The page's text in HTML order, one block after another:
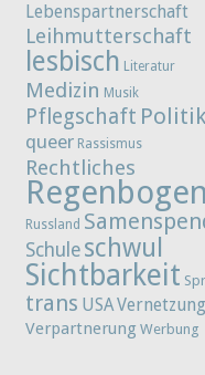
Lebenspartnerschaft
Leihmutterschaft
lesbisch Literatur
Medizin Musik
Pflegschaft Politik
queer Rassismus
Rechtliches
Russland
Schule schwul
Sichtbarkeit
trans USAVernetzung
Verpartnerung Werbung